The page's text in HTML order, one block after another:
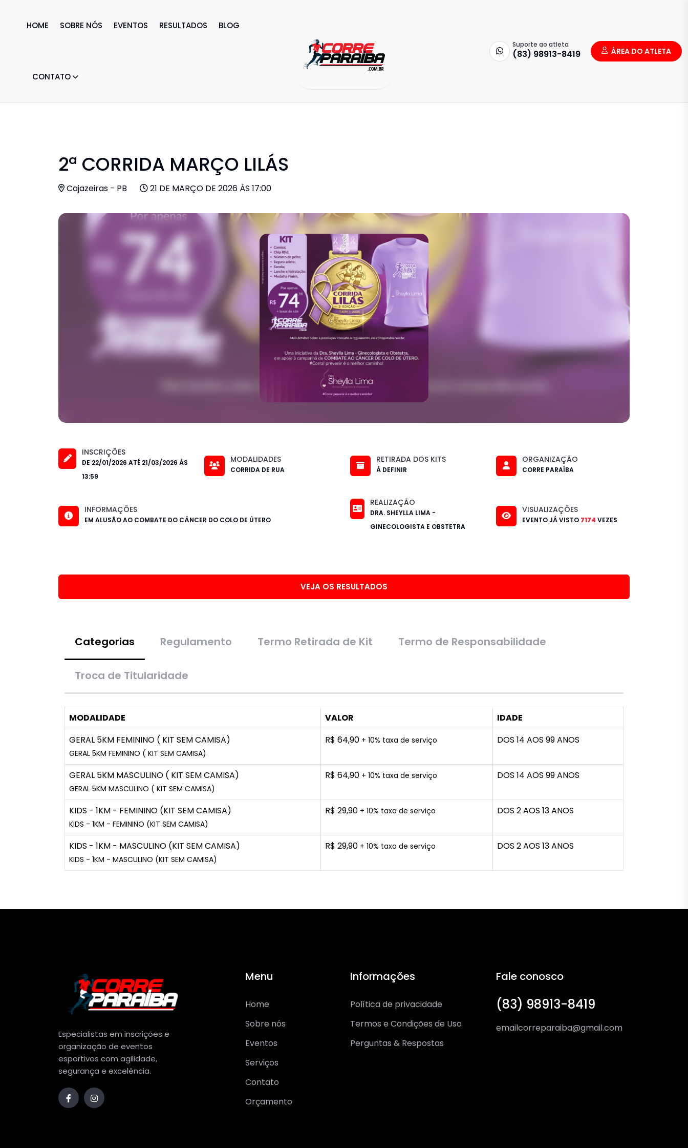
HOME SOBRE NÓS EVENTOS RESULTADOS BLOG
CONTATO
Suporte ao atleta
(83) 98913-8419 ÁREA DO ATLETA
2ª CORRIDA MARÇO LILÁS
Cajazeiras - PB 21 DE MARÇO DE 2026 ÀS 17:00
INSCRIÇÕES
DE 22/01/2026 ATÉ 21/03/2026 ÀS
13:59
MODALIDADES
CORRIDA DE RUA
RETIRADA DOS KITS
À DEFINIR
ORGANIZAÇÃO
CORRE PARAÍBA
INFORMAÇÕES
EM ALUSÃO AO COMBATE DO CÂNCER DO COLO DE ÚTERO
REALIZAÇÃO
DRA. SHEYLLA LIMA -
GINECOLOGISTA E OBSTETRA
VISUALIZAÇÕES
EVENTO JÁ VISTO 7174 VEZES
VEJA OS RESULTADOS
Categorias Regulamento Termo Retirada de Kit Termo de Responsabilidade
Troca de Titularidade
MODALIDADE VALOR
IDADE
GERAL 5KM FEMININO ( KIT SEM CAMISA)
GERAL 5KM FEMININO ( KIT SEM CAMISA)
R$ 64,90 + 10% taxa de serviço DOS 14 AOS 99 ANOS
GERAL 5KM MASCULINO ( KIT SEM CAMISA)
GERAL 5KM MASCULINO ( KIT SEM CAMISA)
R$ 64,90 + 10% taxa de serviço DOS 14 AOS 99 ANOS
KIDS - 1KM - FEMININO (KIT SEM CAMISA)
KIDS - 1KM - FEMININO (KIT SEM CAMISA)
R$ 29,90 + 10% taxa de serviço DOS 2 AOS 13 ANOS
KIDS - 1KM - MASCULINO (KIT SEM CAMISA)
KIDS - 1KM - MASCULINO (KIT SEM CAMISA)
R$ 29,90 + 10% taxa de serviço DOS 2 AOS 13 ANOS
Especialistas em inscrições e
organização de eventos
esportivos com agilidade,
segurança e excelência.
Menu
Home
Sobre nós
Eventos
Serviços
Contato
Orçamento
Informações
Política de privacidade
Termos e Condições de Uso
Perguntas & Respostas
Fale conosco
(83) 98913-8419
emailcorreparaiba@gmail.com